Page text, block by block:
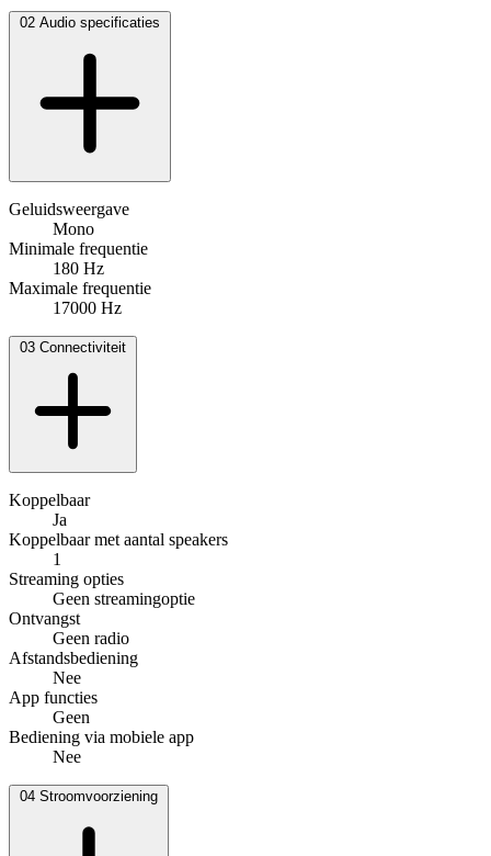
02 Audio specificaties
Geluidsweergave
Mono
Minimale frequentie
180 Hz
Maximale frequentie
17000 Hz
03 Connectiviteit
Koppelbaar
Ja
Koppelbaar met aantal speakers
1
Streaming opties
Geen streamingoptie
Ontvangst
Geen radio
Afstandsbediening
Nee
App functies
Geen
Bediening via mobiele app
Nee
04 Stroomvoorziening